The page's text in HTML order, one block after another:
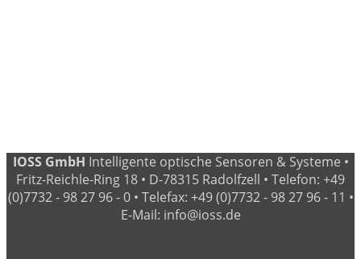
IOSS GmbH Intelligente optische Sensoren & Systeme •
Fritz-Reichle-Ring 18 • D-78315 Radolfzell • Telefon: +49
(0)7732 - 98 27 96 - 0 • Telefax: +49 (0)7732 - 98 27 96 - 11 •
E-Mail: info@ioss.de